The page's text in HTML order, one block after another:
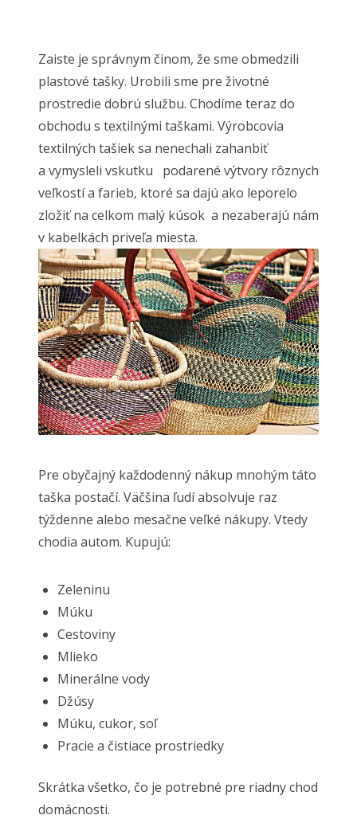
Zaiste je správnym činom, že sme obmedzili
plastové tašky. Urobili sme pre životné
prostredie dobrú službu. Chodíme teraz do
obchodu s textilnými taškami. Výrobcovia
textilných tašiek sa nenechali zahanbiť
a vymysleli vskutku podarené výtvory rôznych
veľkostí a farieb, ktoré sa dajú ako leporelo
zložiť na celkom malý kúsok a nezaberajú nám
v kabelkách priveľa miesta.
Pre obyčajný každodenný nákup mnohým táto
taška postačí. Väčšina ľudí absolvuje raz
týždenne alebo mesačne veľké nákupy. Vtedy
chodia autom. Kupujú:
Zeleninu
Múku
Cestoviny
Mlieko
Minerálne vody
Džúsy
Múku, cukor, soľ
Pracie a čistiace prostriedky
Skrátka všetko, čo je potrebné pre riadny chod
domácnosti.